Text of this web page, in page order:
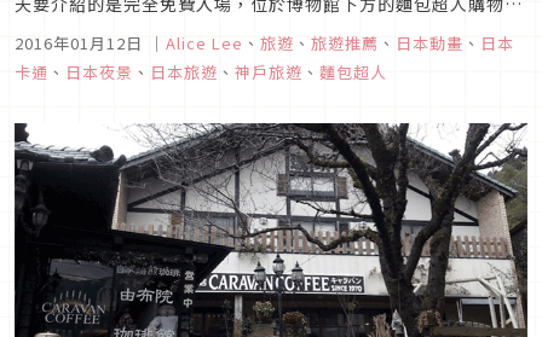
2016年01月12日 ｜ Alice Lee 、 旅遊 、 旅遊推薦 、 日本動畫 、 日本
卡通 、 日本夜景 、 日本旅遊 、 神戶旅遊 、 麵包超人